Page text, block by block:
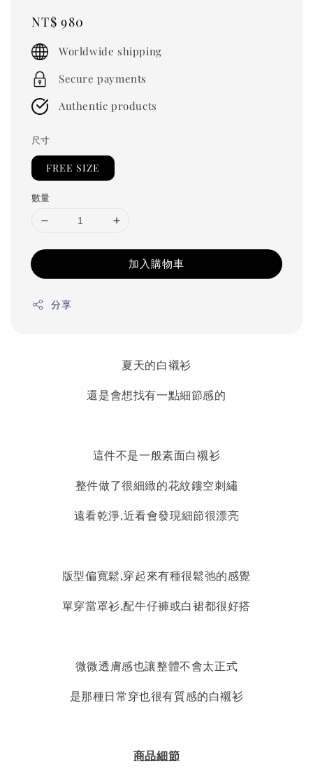
Regular
price
NT$ 980
Worldwide shipping
Secure payments
Authentic products
尺寸
FREE SIZE
數量
加入購物車
分享
夏天的白襯衫
還是會想找有一點細節感的
這件不是一般素面白襯衫
整件做了很細緻的花紋鏤空刺繡
遠看乾淨,近看會發現細節很漂亮
版型偏寬鬆,穿起來有種很鬆弛的感覺
單穿當罩衫,配牛仔褲或白裙都很好搭
微微透膚感也讓整體不會太正式
是那種日常穿也很有質感的白襯衫
商品細節